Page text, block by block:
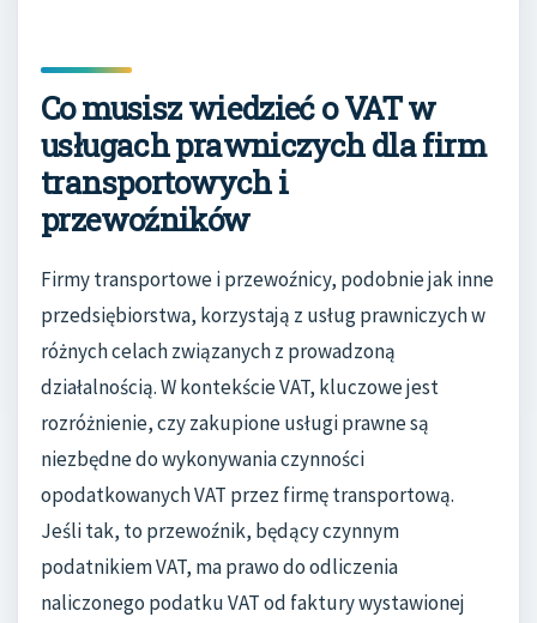
Co musisz wiedzieć o VAT w
usługach prawniczych dla firm
transportowych i
przewoźników
Firmy transportowe i przewoźnicy, podobnie jak inne
przedsiębiorstwa, korzystają z usług prawniczych w
różnych celach związanych z prowadzoną
działalnością. W kontekście VAT, kluczowe jest
rozróżnienie, czy zakupione usługi prawne są
niezbędne do wykonywania czynności
opodatkowanych VAT przez firmę transportową.
Jeśli tak, to przewoźnik, będący czynnym
podatnikiem VAT, ma prawo do odliczenia
naliczonego podatku VAT od faktury wystawionej